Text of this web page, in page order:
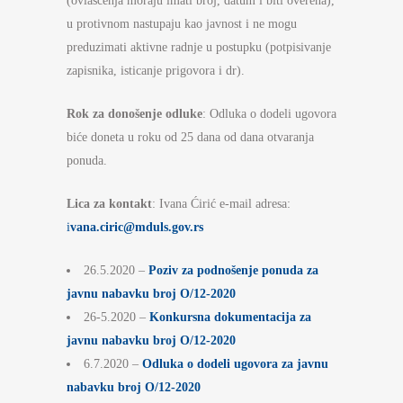
u protivnom nastupaju kao javnost i ne mogu
preduzimati aktivne radnje u postupku (potpisivanje
zapisnika, isticanje prigovora i dr).
Rok za donošenje odluke: Odluka o dodeli ugovora
biće doneta u roku od 25 dana od dana otvaranja
ponuda.
Lica za kontakt: Ivana Ćirić e-mail adresa:
ivana.ciric@mduls.gov.rs
26.5.2020 – Poziv za podnošenje ponuda za
javnu nabavku broj O/12-2020
26-5.2020 – Konkursna dokumentacija za
javnu nabavku broj O/12-2020
6.7.2020 – Odluka o dodeli ugovora za javnu
nabavku broj O/12-2020